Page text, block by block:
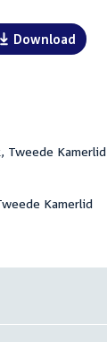
Download
Tweede Kamerlid
Kamerlid